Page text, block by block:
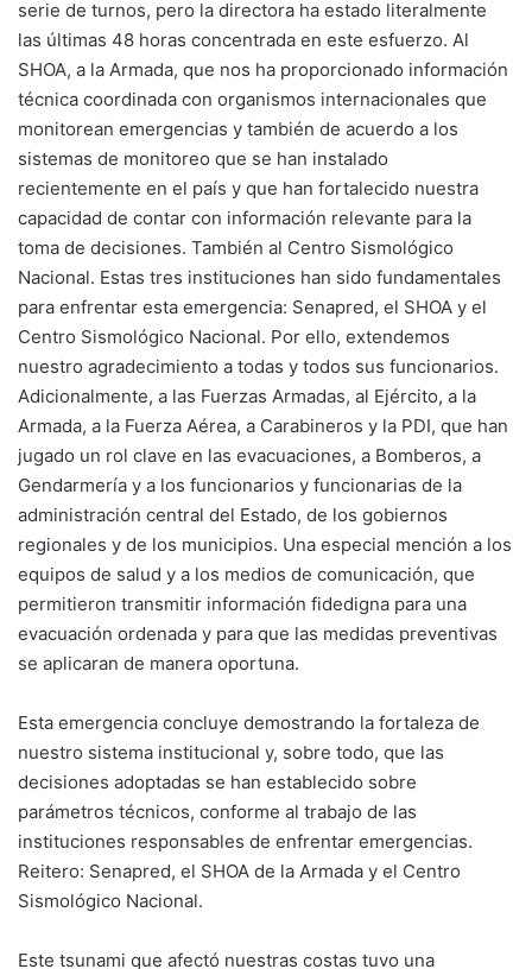
serie de turnos, pero la directora ha estado literalmente
las últimas 48 horas concentrada en este esfuerzo. Al
SHOA, a la Armada, que nos ha proporcionado información
técnica coordinada con organismos internacionales que
monitorean emergencias y también de acuerdo a los
sistemas de monitoreo que se han instalado
recientemente en el país y que han fortalecido nuestra
capacidad de contar con información relevante para la
toma de decisiones. También al Centro Sismológico
Nacional. Estas tres instituciones han sido fundamentales
para enfrentar esta emergencia: Senapred, el SHOA y el
Centro Sismológico Nacional. Por ello, extendemos
nuestro agradecimiento a todas y todos sus funcionarios.
Adicionalmente, a las Fuerzas Armadas, al Ejército, a la
Armada, a la Fuerza Aérea, a Carabineros y la PDI, que han
jugado un rol clave en las evacuaciones, a Bomberos, a
Gendarmería y a los funcionarios y funcionarias de la
administración central del Estado, de los gobiernos
regionales y de los municipios. Una especial mención a los
equipos de salud y a los medios de comunicación, que
permitieron transmitir información fidedigna para una
evacuación ordenada y para que las medidas preventivas
se aplicaran de manera oportuna.
Esta emergencia concluye demostrando la fortaleza de
nuestro sistema institucional y, sobre todo, que las
decisiones adoptadas se han establecido sobre
parámetros técnicos, conforme al trabajo de las
instituciones responsables de enfrentar emergencias.
Reitero: Senapred, el SHOA de la Armada y el Centro
Sismológico Nacional.
Este tsunami que afectó nuestras costas tuvo una